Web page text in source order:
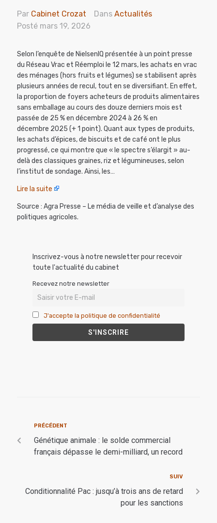
Par Cabinet Crozat Dans Actualités
Posté mars 19, 2026
Selon l’enquête de NielsenIQ présentée à un point presse
du Réseau Vrac et Réemploi le 12 mars, les achats en vrac
des ménages (hors fruits et légumes) se stabilisent après
plusieurs années de recul, tout en se diversifiant. En effet,
la proportion de foyers acheteurs de produits alimentaires
sans emballage au cours des douze derniers mois est
passée de 25 % en décembre 2024 à 26 % en
décembre 2025 (+ 1 point). Quant aux types de produits,
les achats d’épices, de biscuits et de café ont le plus
progressé, ce qui montre que « le spectre s’élargit » au-
delà des classiques graines, riz et légumineuses, selon
l’institut de sondage. Ainsi, les…
Lire la suite
Source : Agra Presse – Le média de veille et d’analyse des
politiques agricoles.
Inscrivez-vous à notre newsletter pour recevoir
toute l'actualité du cabinet
Recevez notre newsletter
J'accepte la politique de confidentialité
PRÉCÉDENT
Génétique animale : le solde commercial
français dépasse le demi-milliard, un record
SUIV
Conditionnalité Pac : jusqu’à trois ans de retard
pour les sanctions